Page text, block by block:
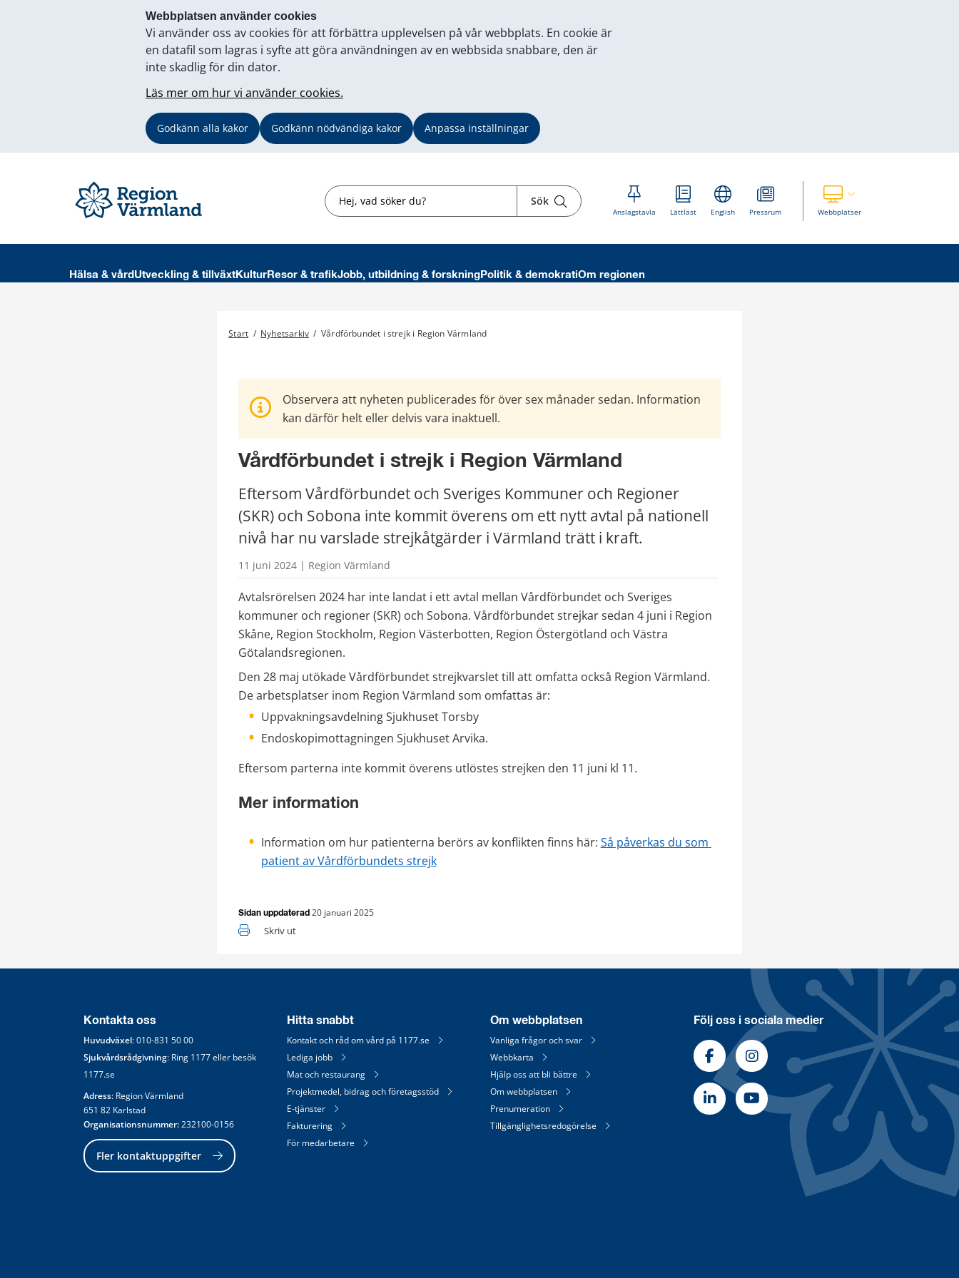
Webbplatsen använder cookies
Vi använder oss av cookies för att förbättra upplevelsen på vår webbplats. En cookie är
en datafil som lagras i syfte att göra användningen av en webbsida snabbare, den är
inte skadlig för din dator.
Läs mer om hur vi använder cookies.
Godkänn alla kakor Godkänn nödvändiga kakor Anpassa inställningar
Sök Sök
Anslagstavla Lättläst English Pressrum WebbplatserVisa våra andra webbplatser
Hälsa & vård Utveckling & tillväxtKulturResor & trafikJobb, utbildning & forskningPolitik & demokratiOm regionen
Start / Nyhetsarkiv / Vårdförbundet i strejk i Region Värmland
Observera att nyheten publicerades för över sex månader sedan. Information
kan därför helt eller delvis vara inaktuell.
Vårdförbundet i strejk i Region Värmland
Eftersom Vårdförbundet och Sveriges Kommuner och Regioner
(SKR) och Sobona inte kommit överens om ett nytt avtal på nationell
nivå har nu varslade strejkåtgärder i Värmland trätt i kraft.
11 juni 2024 | Region Värmland
Avtalsrörelsen 2024 har inte landat i ett avtal mellan Vårdförbundet och Sveriges
kommuner och regioner (SKR) och Sobona. Vårdförbundet strejkar sedan 4 juni i Region
Skåne, Region Stockholm, Region Västerbotten, Region Östergötland och Västra
Götalandsregionen.
Den 28 maj utökade Vårdförbundet strejkvarslet till att omfatta också Region Värmland.
De arbetsplatser inom Region Värmland som omfattas är:
Uppvakningsavdelning Sjukhuset Torsby
Endoskopimottagningen Sjukhuset Arvika.
Eftersom parterna inte kommit överens utlöstes strejken den 11 juni kl 11.
Mer information
Information om hur patienterna berörs av konflikten finns här: Så påverkas du som
patient av Vårdförbundets strejk
Sidan uppdaterad 20 januari 2025
Skriv ut
Kontakta oss
Huvudväxel: 010-831 50 00
Sjukvårdsrådgivning: Ring 1177 eller besök
1177.se
Adress: Region Värmland
651 82 Karlstad
Organisationsnummer: 232100-0156
Fler kontaktuppgifter
Hitta snabbt
Kontakt och råd om vård på 1177.se
Lediga jobb
Mat och restaurang
Projektmedel, bidrag och företagsstöd
E-tjänster
Fakturering
För medarbetare
Om webbplatsen
Vanliga frågor och svar
Webbkarta
Hjälp oss att bli bättre
Om webbplatsen
Prenumeration
Tillgänglighetsredogörelse
Följ oss i sociala medier